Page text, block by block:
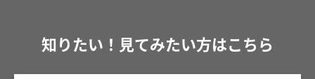
知りたい！見てみたい方はこちら